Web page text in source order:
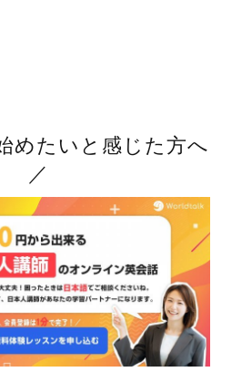
めたいと感じた方へ
／